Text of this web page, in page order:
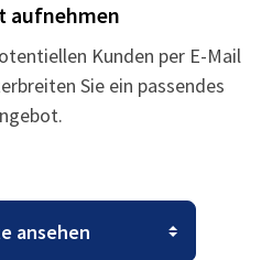
aufnehmen
Kunden per E-Mail
Sie ein passendes